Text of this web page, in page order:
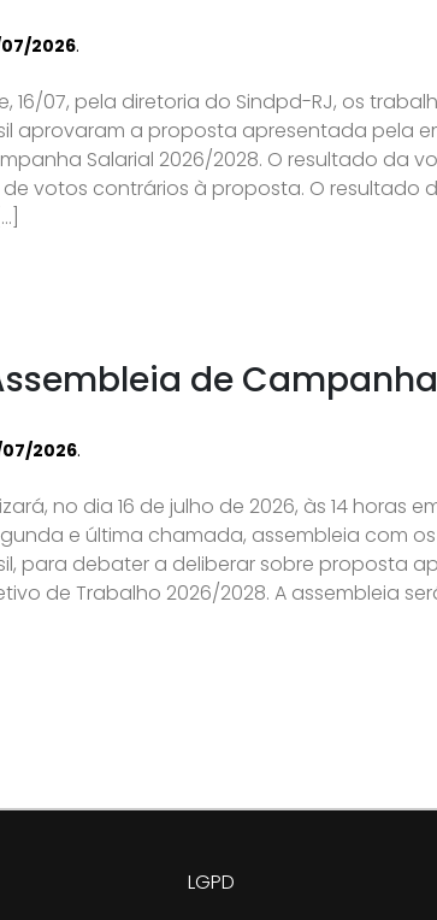
07/2026.
16/07, pela diretoria do Sindpd-RJ, os
aprovaram a proposta apresentada pela
Salarial 2026/2028. O resultado da
de votos contrários à proposta. O resultado
de
07/2026.
no dia 16 de julho de 2026, às 14 horas
e última chamada, assembleia com
para debater a deliberar sobre proposta
de Trabalho 2026/2028. A assembleia
LGPD